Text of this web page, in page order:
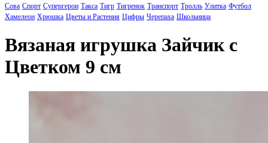
Сова Спорт Супергерои Такса Тигр Тигренок Транспорт Тролль Улитка Футбол
Хамелеон Хрюшка Цветы и Растения Цифры Черепаха Школьница
Вязаная игрушка Зайчик с
Цветком 9 см